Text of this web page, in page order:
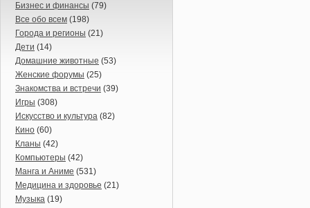
Бизнес и финансы (79)
Все обо всем (198)
Города и регионы (21)
Дети (14)
Домашние животные (53)
Женские форумы (25)
Знакомства и встречи (39)
Игры (308)
Искусство и культура (82)
Кино (60)
Кланы (42)
Компьютеры (42)
Манга и Аниме (531)
Медицина и здоровье (21)
Музыка (19)